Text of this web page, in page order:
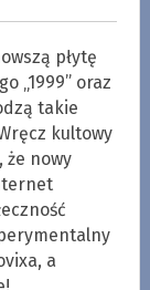
płytę
„1999” oraz
takie
kultowy
że nowy
a